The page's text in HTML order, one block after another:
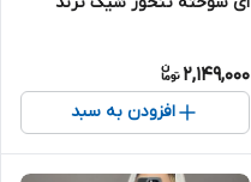
2,149,000
افزودن به سبد